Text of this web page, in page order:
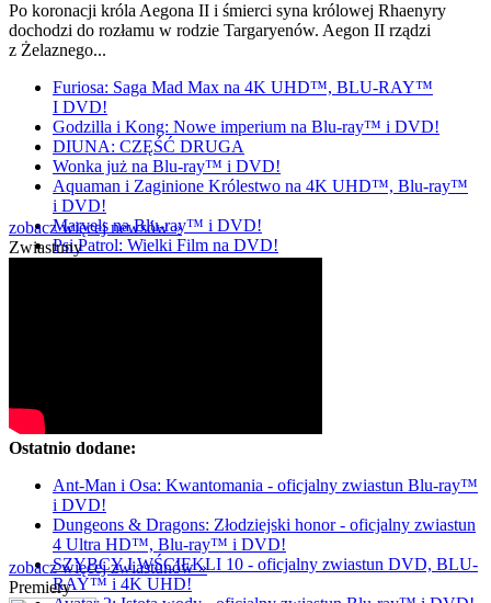
Po koronacji króla Aegona II i śmierci syna królowej Rhaenyry
dochodzi do rozłamu w rodzie Targaryenów. Aegon II rządzi
z Żelaznego...
Furiosa: Saga Mad Max na 4K UHD™, BLU-RAY™
I DVD!
Godzilla i Kong: Nowe imperium na Blu-ray™ i DVD!
DIUNA: CZĘŚĆ DRUGA
Wonka już na Blu-ray™ i DVD!
Aquaman i Zaginione Królestwo na 4K UHD™, Blu-ray™
i DVD!
Marvels na Blu-ray™ i DVD!
Psi Patrol: Wielki Film na DVD!
zobacz więcej newsów »
Zwiastuny
Ostatnio dodane:
Ant-Man i Osa: Kwantomania - oficjalny zwiastun Blu-ray™
i DVD!
Dungeons & Dragons: Złodziejski honor - oficjalny zwiastun
4 Ultra HD™, Blu-ray™ i DVD!
SZYBCY I WŚCIEKLI 10 - oficjalny zwiastun DVD, BLU-
RAY™ i 4K UHD!
zobacz więcej zwiastunów »
Premiery